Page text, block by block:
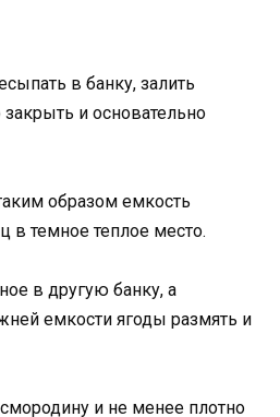
в банку, залить
и основательно
образом емкость
в темное теплое место.
в другую банку, а
емкости ягоды размять и
и не менее плотно